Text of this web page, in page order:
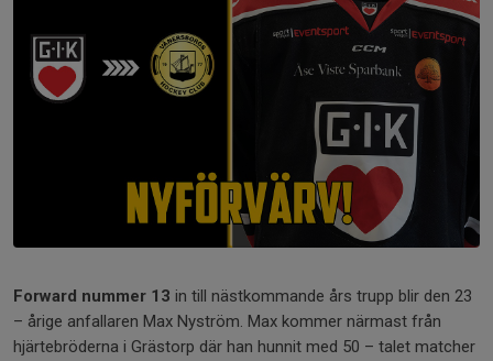
Forward nummer 13 in till nästkommande års trupp blir den 23
– årige anfallaren Max Nyström. Max kommer närmast från
hjärtebröderna i Grästorp där han hunnit med 50 – talet matcher